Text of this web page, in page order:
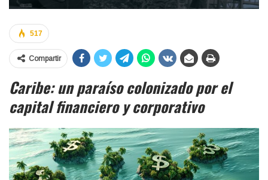
517
Compartir
Caribe: un paraíso colonizado por el
capital financiero y corporativo